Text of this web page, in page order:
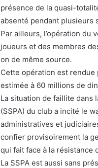
présence de la quasi-
absenté pendant plusieurs
Par ailleurs, l’opération du
joueurs et des membres
on de même source.
Cette opération est rendue
estimée à 60 millions de
La situation de faillite dans
(SSPA) du club a incité le
administratives et
confier provisoirement la
qui fait face à la résistance
La SSPA est aussi sans